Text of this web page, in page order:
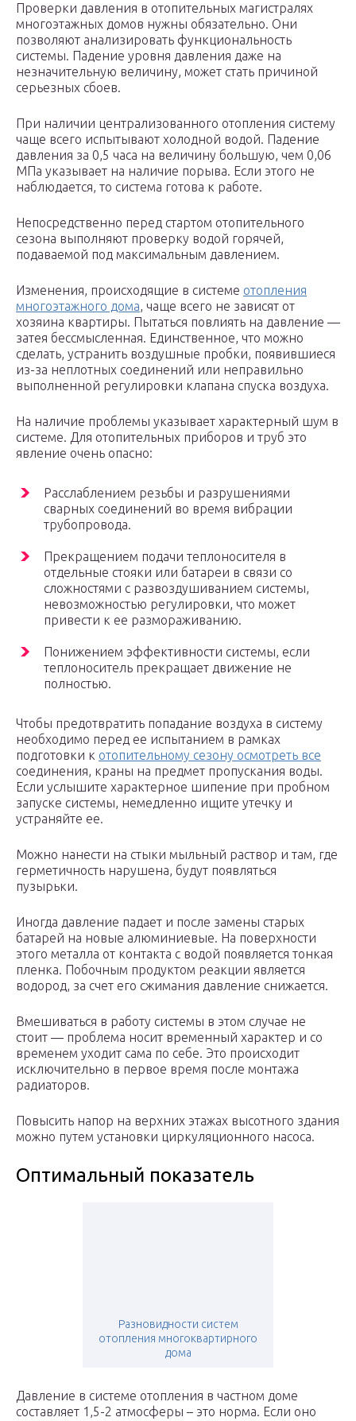
Проверки давления в отопительных магистралях
многоэтажных домов нужны обязательно. Они
позволяют анализировать функциональность
системы. Падение уровня давления даже на
незначительную величину, может стать причиной
серьезных сбоев.
При наличии централизованного отопления систему
чаще всего испытывают холодной водой. Падение
давления за 0,5 часа на величину большую, чем 0,06
МПа указывает на наличие порыва. Если этого не
наблюдается, то система готова к работе.
Непосредственно перед стартом отопительного
сезона выполняют проверку водой горячей,
подаваемой под максимальным давлением.
Изменения, происходящие в системе отопления
многоэтажного дома, чаще всего не зависят от
хозяина квартиры. Пытаться повлиять на давление —
затея бессмысленная. Единственное, что можно
сделать, устранить воздушные пробки, появившиеся
из-за неплотных соединений или неправильно
выполненной регулировки клапана спуска воздуха.
На наличие проблемы указывает характерный шум в
системе. Для отопительных приборов и труб это
явление очень опасно:
Расслаблением резьбы и разрушениями
сварных соединений во время вибрации
трубопровода.
Прекращением подачи теплоносителя в
отдельные стояки или батареи в связи со
сложностями с развоздушиванием системы,
невозможностью регулировки, что может
привести к ее размораживанию.
Понижением эффективности системы, если
теплоноситель прекращает движение не
полностью.
Чтобы предотвратить попадание воздуха в систему
необходимо перед ее испытанием в рамках
подготовки к отопительному сезону осмотреть все
соединения, краны на предмет пропускания воды.
Если услышите характерное шипение при пробном
запуске системы, немедленно ищите утечку и
устраняйте ее.
Можно нанести на стыки мыльный раствор и там, где
герметичность нарушена, будут появляться
пузырьки.
Иногда давление падает и после замены старых
батарей на новые алюминиевые. На поверхности
этого металла от контакта с водой появляется тонкая
пленка. Побочным продуктом реакции является
водород, за счет его сжимания давление снижается.
Вмешиваться в работу системы в этом случае не
стоит — проблема носит временный характер и со
временем уходит сама по себе. Это происходит
исключительно в первое время после монтажа
радиаторов.
Повысить напор на верхних этажах высотного здания
можно путем установки циркуляционного насоса.
Оптимальный показатель
Разновидности систем
отопления многоквартирного
дома
Давление в системе отопления в частном доме
составляет 1,5-2 атмосферы – это норма. Если оно